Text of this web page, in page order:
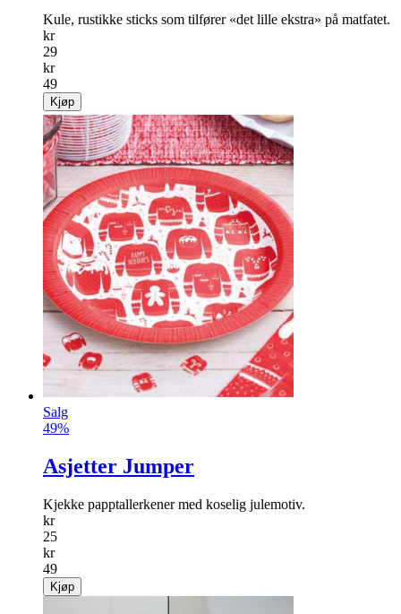
Kule, rustikke sticks som tilfører «det lille ekstra» på matfatet.
kr
29
kr
49
Kjøp
Salg
49%
Asjetter Jumper
Kjekke papptallerkener med koselig julemotiv.
kr
25
kr
49
Kjøp